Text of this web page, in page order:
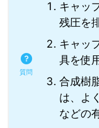
キャッ
残圧を
キャッ
具を使
合成樹
は、よ
などの